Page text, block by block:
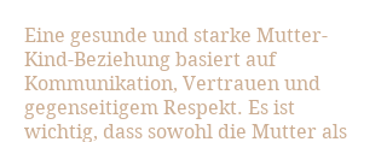
Eine gesunde und starke Mutter-
Kind-Beziehung basiert auf
Kommunikation, Vertrauen und
gegenseitigem Respekt. Es ist
wichtig, dass sowohl die Mutter als